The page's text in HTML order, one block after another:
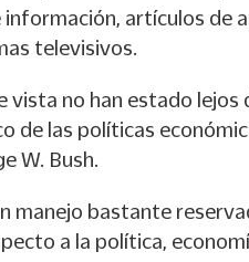
artículos de
televisivos.
vista no han estado lejos
de las políticas
W. Bush.
manejo bastante
a la política,